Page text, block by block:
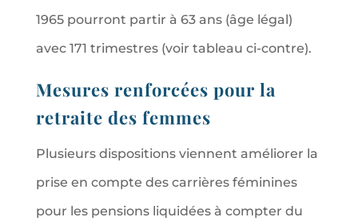
1965 pourront partir à 63 ans (âge légal)
avec 171 trimestres (voir tableau ci-contre).
Mesures renforcées pour la
retraite des femmes
Plusieurs dispositions viennent améliorer la
prise en compte des carrières féminines
pour les pensions liquidées à compter du